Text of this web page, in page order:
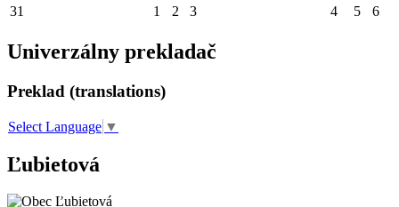
31 1 2 3 4 5 6
Univerzálny prekladač
Preklad (translations)
Select Language ▼
Ľubietová